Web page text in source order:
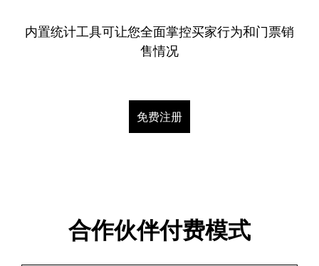
内置统计工具可让您全面掌控买家行为和门票销
售情况
免费注册
合作伙伴付费模式